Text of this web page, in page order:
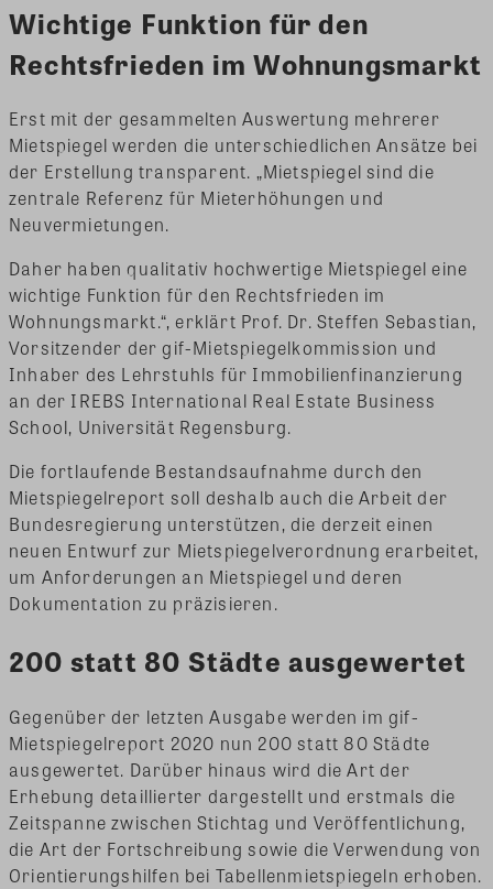
Wichtige Funktion für den
Rechtsfrieden im Wohnungsmarkt
Erst mit der gesammelten Auswertung mehrerer
Mietspiegel werden die unterschiedlichen Ansätze bei
der Erstellung transparent. „Mietspiegel sind die
zentrale Referenz für Mieterhöhungen und
Neuvermietungen.
Daher haben qualitativ hochwertige Mietspiegel eine
wichtige Funktion für den Rechtsfrieden im
Wohnungsmarkt.“, erklärt Prof. Dr. Steffen Sebastian,
Vorsitzender der gif-Mietspiegelkommission und
Inhaber des Lehrstuhls für Immobilienfinanzierung
an der IREBS International Real Estate Business
School, Universität Regensburg.
Die fortlaufende Bestandsaufnahme durch den
Mietspiegelreport soll deshalb auch die Arbeit der
Bundesregierung unterstützen, die derzeit einen
neuen Entwurf zur Mietspiegelverordnung erarbeitet,
um Anforderungen an Mietspiegel und deren
Dokumentation zu präzisieren.
200 statt 80 Städte ausgewertet
Gegenüber der letzten Ausgabe werden im gif-
Mietspiegelreport 2020 nun 200 statt 80 Städte
ausgewertet. Darüber hinaus wird die Art der
Erhebung detaillierter dargestellt und erstmals die
Zeitspanne zwischen Stichtag und Veröffentlichung,
die Art der Fortschreibung sowie die Verwendung von
Orientierungshilfen bei Tabellenmietspiegeln erhoben.